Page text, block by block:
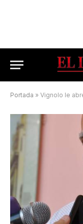
Portada » Vignolo le